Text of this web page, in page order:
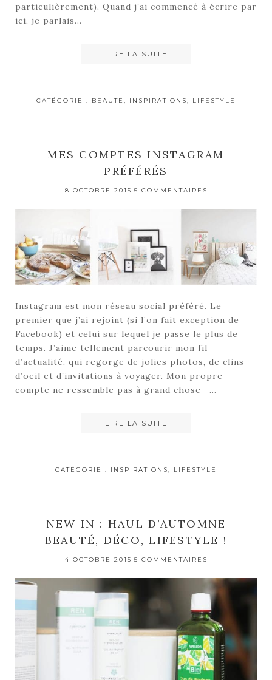
particulièrement). Quand j’ai commencé à écrire par
ici, je parlais…
LIRE LA SUITE
CATÉGORIE : BEAUTÉ , INSPIRATIONS, LIFESTYLE
MES COMPTES INSTAGRAM
PRÉFÉRÉS
8 OCTOBRE 2015 5 COMMENTAIRES
Instagram est mon réseau social préféré. Le
premier que j’ai rejoint (si l’on fait exception de
Facebook) et celui sur lequel je passe le plus de
temps. J’aime tellement parcourir mon fil
d’actualité, qui regorge de jolies photos, de clins
d’oeil et d’invitations à voyager. Mon propre
compte ne ressemble pas à grand chose –…
LIRE LA SUITE
CATÉGORIE : INSPIRATIONS, LIFESTYLE
NEW IN : HAUL D’AUTOMNE
BEAUTÉ, DÉCO, LIFESTYLE !
4 OCTOBRE 2015 5 COMMENTAIRES